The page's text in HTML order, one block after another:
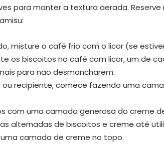
para manter a textura aerada. Reserve
misture o café frio com o licor (se
os biscoitos no café com licor, um de
para não desmancharem.
ou recipiente, comece fazendo uma
com uma camada generosa do creme
alternadas de biscoitos e creme até
camada de creme no topo.